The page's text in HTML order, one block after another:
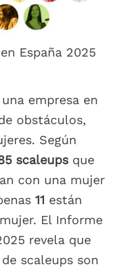
España 2025
empresa en
obstáculos,
Según
scaleupsque
con una mujer
11 están
El Informe
revela que
scaleups son